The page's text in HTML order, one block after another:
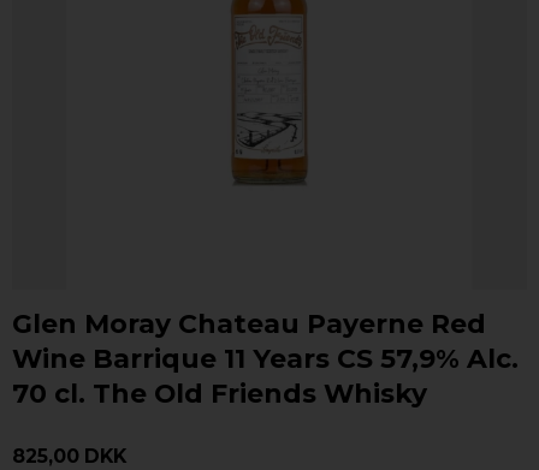
Glen Moray Chateau Payerne Red
Wine Barrique 11 Years CS 57,9% Alc.
70 cl. The Old Friends Whisky
825,00 DKK